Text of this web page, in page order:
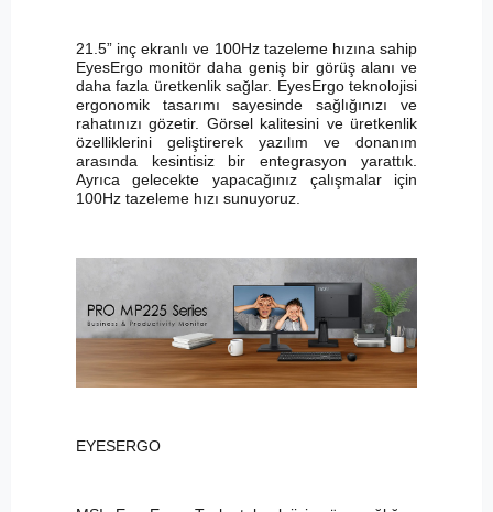
21.5” inç ekranlı ve 100Hz tazeleme hızına sahip
EyesErgo monitör daha geniş bir görüş alanı ve
daha fazla üretkenlik sağlar. EyesErgo teknolojisi
ergonomik tasarımı sayesinde sağlığınızı ve
rahatınızı gözetir. Görsel kalitesini ve üretkenlik
özelliklerini geliştirerek yazılım ve donanım
arasında kesintisiz bir entegrasyon yarattık.
Ayrıca gelecekte yapacağınız çalışmalar için
100Hz tazeleme hızı sunuyoruz.
EYESERGO